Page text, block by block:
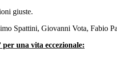
giuste.
Spattini, Giovanni Vota, Fabio
per una vita eccezionale: